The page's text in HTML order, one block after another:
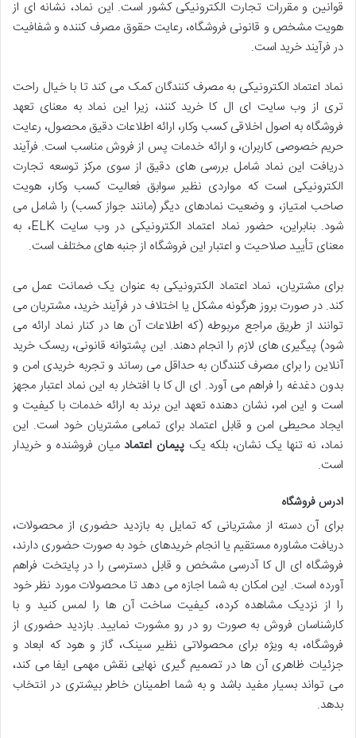
قوانین و مقررات تجارت الکترونیکی کشور است. این نماد، نشانه ای از
هویت مشخص و قانونی فروشگاه، رعایت حقوق مصرف کننده و شفافیت
در فرآیند خرید است.
نماد اعتماد الکترونیکی به مصرف کنندگان کمک می کند تا با خیال راحت
تری از وب سایت ای ال کا خرید کنند، زیرا این نماد به معنای تعهد
فروشگاه به اصول اخلاقی کسب وکار، ارائه اطلاعات دقیق محصول، رعایت
حریم خصوصی کاربران، و ارائه خدمات پس از فروش مناسب است. فرآیند
دریافت این نماد شامل بررسی های دقیق از سوی مرکز توسعه تجارت
الکترونیکی است که مواردی نظیر سوابق فعالیت کسب وکار، هویت
صاحب امتیاز، و وضعیت نمادهای دیگر (مانند جواز کسب) را شامل می
شود. بنابراین، حضور نماد اعتماد الکترونیکی در وب سایت ELK، به
معنای تأیید صلاحیت و اعتبار این فروشگاه از جنبه های مختلف است.
برای مشتریان، نماد اعتماد الکترونیکی به عنوان یک ضمانت عمل می
کند. در صورت بروز هرگونه مشکل یا اختلاف در فرآیند خرید، مشتریان می
توانند از طریق مراجع مربوطه (که اطلاعات آن ها در کنار نماد ارائه می
شود) پیگیری های لازم را انجام دهند. این پشتوانه قانونی، ریسک خرید
آنلاین را برای مصرف کنندگان به حداقل می رساند و تجربه خریدی امن و
بدون دغدغه را فراهم می آورد. ای ال کا با افتخار به این نماد اعتبار مجهز
است و این امر، نشان دهنده تعهد این برند به ارائه خدمات با کیفیت و
ایجاد محیطی امن و قابل اعتماد برای تمامی مشتریان خود است. این
نماد، نه تنها یک نشان، بلکه یکپیمان اعتماد میان فروشنده و خریدار
است.
ادرس فروشگاه
برای آن دسته از مشتریانی که تمایل به بازدید حضوری از محصولات،
دریافت مشاوره مستقیم یا انجام خریدهای خود به صورت حضوری دارند،
فروشگاه ای ال کا آدرسی مشخص و قابل دسترسی را در پایتخت فراهم
آورده است. این امکان به شما اجازه می دهد تا محصولات مورد نظر خود
را از نزدیک مشاهده کرده، کیفیت ساخت آن ها را لمس کنید و با
کارشناسان فروش به صورت رو در رو مشورت نمایید. بازدید حضوری از
فروشگاه، به ویژه برای محصولاتی نظیر سینک، گاز و هود که ابعاد و
جزئیات ظاهری آن ها در تصمیم گیری نهایی نقش مهمی ایفا می کند،
می تواند بسیار مفید باشد و به شما اطمینان خاطر بیشتری در انتخاب
بدهد.